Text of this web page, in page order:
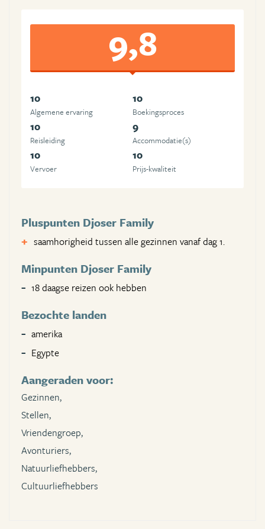
9,8
10
Algemene ervaring
10
Boekingsproces
10
Reisleiding
9
Accommodatie(s)
10
Vervoer
10
Prijs-kwaliteit
Pluspunten Djoser Family
saamhorigheid tussen alle gezinnen vanaf dag 1.
Minpunten Djoser Family
18 daagse reizen ook hebben
Bezochte landen
amerika
Egypte
Aangeraden voor:
Gezinnen,
Stellen,
Vriendengroep,
Avonturiers,
Natuurliefhebbers,
Cultuurliefhebbers